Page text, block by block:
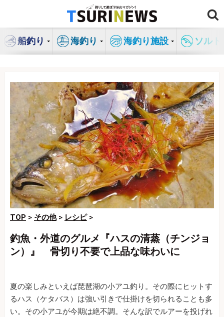
ン
船釣り 海釣り 海釣り施設 ソル
TOP > その他> レシピ>
釣魚・外道のグルメ『ハスの清蒸（チンジョ
ン）』 骨切り不要で上品な味わいに
夏の楽しみといえば琵琶湖の小アユ釣り。その際にヒットす
るハス（ケタバス）は強い引きで仕掛けを切られることも多
い。その小アユが今期は絶不調。そんな訳でルアーを投げれ